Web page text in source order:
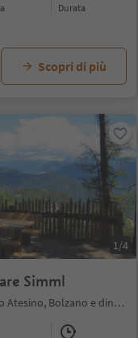
durata
Scopri di più
1/4
Simml
Nobls, San Genesio Atesino, Bolzano e dintorni